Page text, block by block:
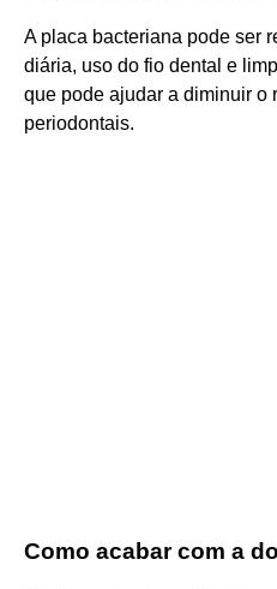
A placa bacteriana pode ser
diária, uso do fio dental e
que pode ajudar a diminuir o
periodontais.
Como acabar com a